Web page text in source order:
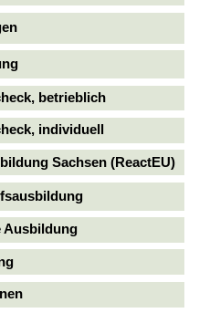
betrieblich
individuell
Sachsen (ReactEU)
Ausbildung